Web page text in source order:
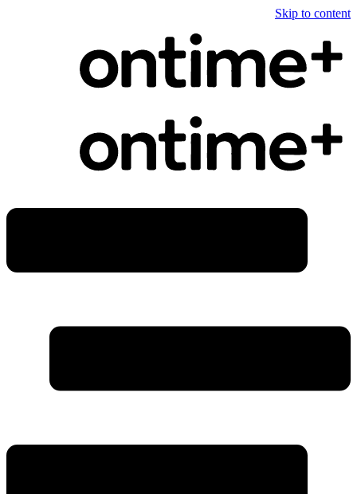
Skip to content